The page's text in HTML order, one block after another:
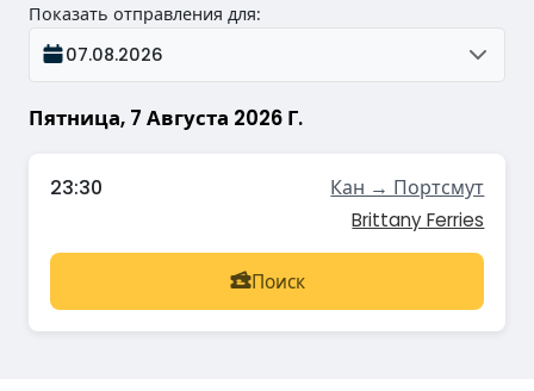
Пятница, 7 Августа 2026 Г.
Показать отправления для:
07.08.2026
23:30 Кан → Портсмут
Brittany Ferries
Поиск